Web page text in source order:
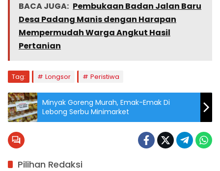
BACA JUGA: Pembukaan Badan Jalan Baru
Desa Padang Manis dengan Harapan
Mempermudah Warga Angkut Hasil
Pertanian
Tag: Longsor Peristiwa
Minyak Goreng Murah, Emak-Emak Di
Lebong Serbu Minimarket
Pilihan Redaksi